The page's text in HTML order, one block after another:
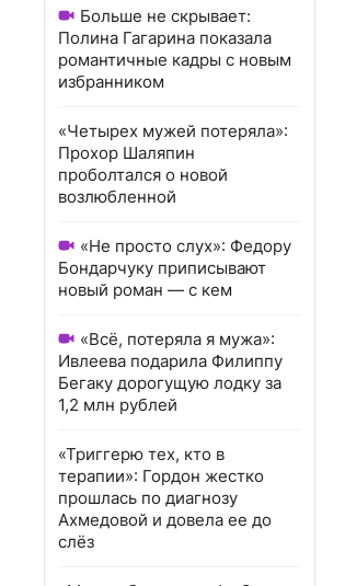
Больше не скрывает:
Полина Гагарина показала
романтичные кадры с новым
избранником
«Четырех мужей потеряла»:
Прохор Шаляпин
проболтался о новой
возлюбленной
«Не просто слух»: Федору
Бондарчуку приписывают
новый роман — с кем
«Всё, потеряла я мужа»:
Ивлеева подарила Филиппу
Бегаку дорогущую лодку за
1,2 млн рублей
«Триггерю тех, кто в
терапии»: Гордон жестко
прошлась по диагнозу
Ахмедовой и довела ее до
слёз